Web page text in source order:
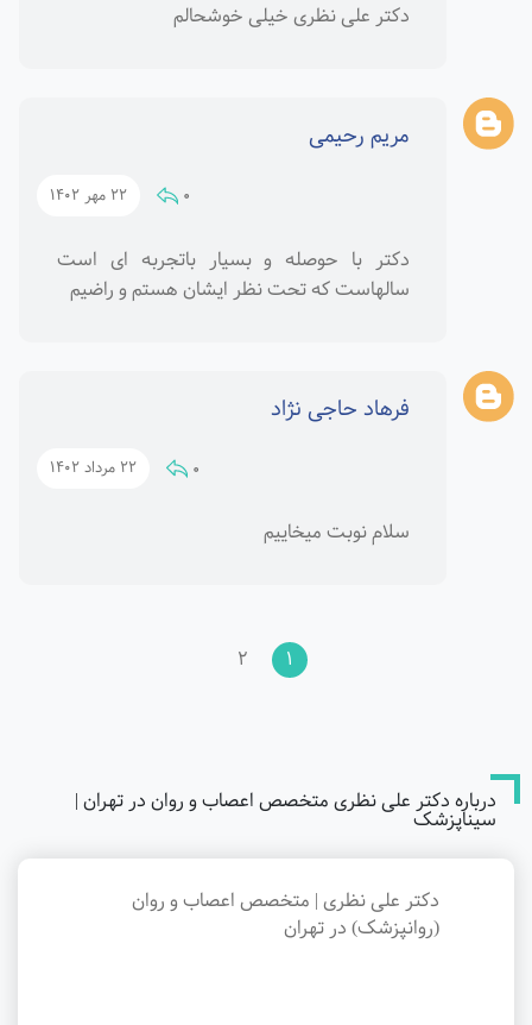
دکتر علی نظری خیلی خوشحالم
مریم رحیمی
0 22 مهر 1402
دکتر با حوصله و بسیار باتجربه ای است
سالهاست که تحت نظر ایشان هستم و راضیم
فرهاد حاجی نژاد
0 22 مرداد 1402
سلام نوبت میخاییم
1
2
درباره دکتر علی نظری متخصص اعصاب و روان در تهران |
سیناپزشک
دکتر علی نظری | متخصص اعصاب و روان
(روانپزشک) در تهران